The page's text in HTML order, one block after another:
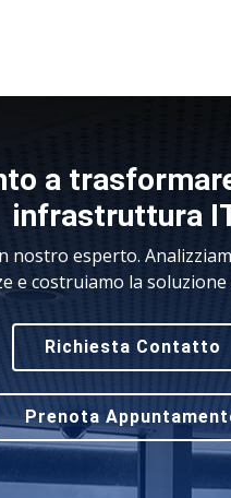
a
infrastruttura
nostro esperto.
e costruiamo la soluzione
Richiesta Contatto
Prenota